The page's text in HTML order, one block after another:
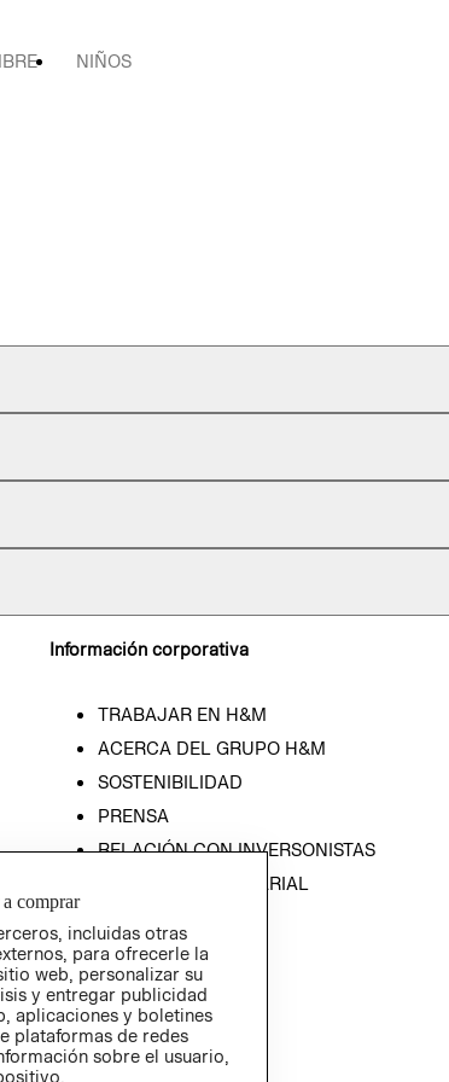
NIÑOS
Información corporativa
TRABAJAR EN H&M
ACERCA DEL GRUPO H&M
SOSTENIBILIDAD
PRENSA
RELACIÓN CON INVERSONISTAS
POLÍTICA EMPRESARIAL
comprar
incluidas otras
para ofrecerle la
web, personalizar su
y entregar publicidad
aplicaciones y boletines
plataformas de redes
sobre el usuario,